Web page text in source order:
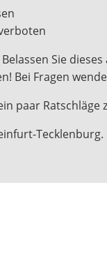
Sie
Fragen
paar Ratschläge
Tecklenburg.